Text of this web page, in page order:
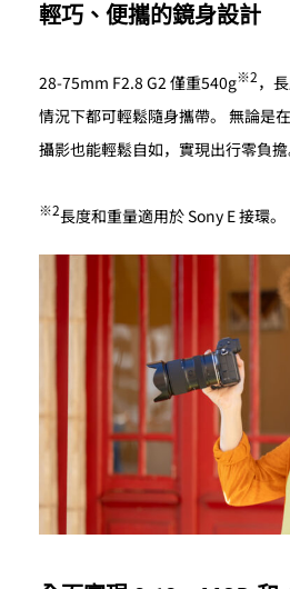
輕巧、便攜的鏡身設計
28-75mm F2.8 G2 僅重540g※2，
情況下都可輕鬆隨身攜帶。 無論是
攝影也能輕鬆自如，實現出行零負擔
※2長度和重量適用於 Sony E 接環。